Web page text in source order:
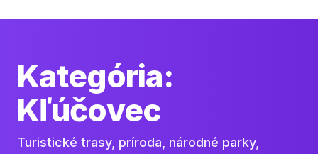
Kategória:
Kľúčovec
Turistické trasy, príroda, národné parky,